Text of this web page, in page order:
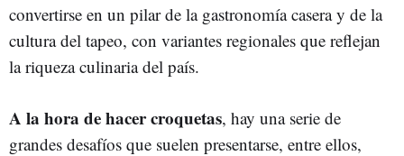
convertirse en un pilar de la gastronomía casera y de la
cultura del tapeo, con variantes regionales que reflejan
la riqueza culinaria del país.
A la hora de hacer croquetas, hay una serie de
grandes desafíos que suelen presentarse, entre ellos,